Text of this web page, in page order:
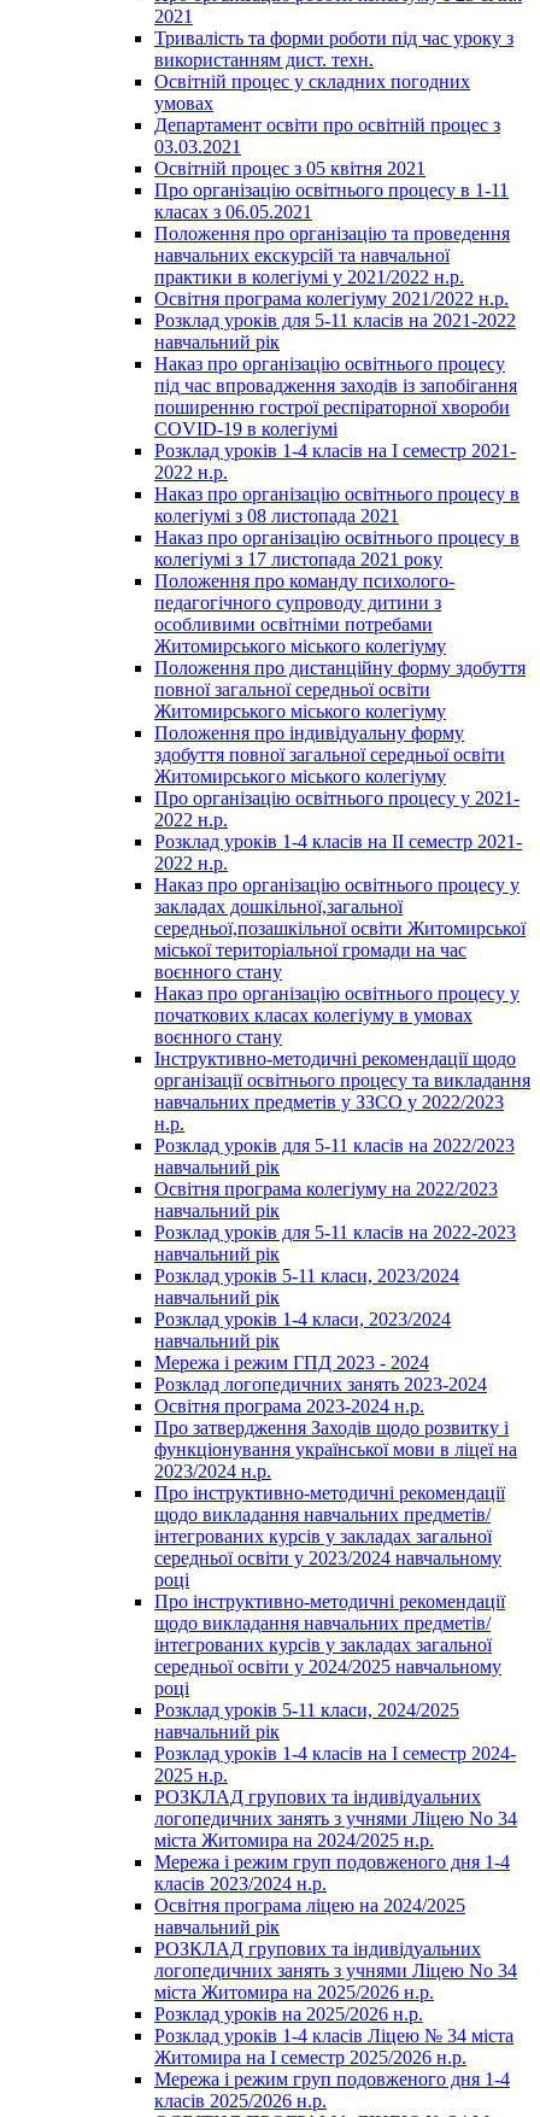
2021
Тривалість та форми роботи під час уроку з
використанням дист. техн.
Освітній процес у складних погодних
умовах
Департамент освіти про освітній процес з
03.03.2021
Освітній процес з 05 квітня 2021
Про організацію освітнього процесу в 1-11
класах з 06.05.2021
Положення про організацію та проведення
навчальних екскурсій та навчальної
практики в колегіумі у 2021/2022 н.р.
Освітня програма колегіуму 2021/2022 н.р.
Розклад уроків для 5-11 класів на 2021-2022
навчальний рік
Наказ про організацію освітнього процесу
під час впровадження заходів із запобігання
поширенню гострої респіраторної хвороби
COVID-19 в колегіумі
Розклад уроків 1-4 класів на І семестр 2021-
2022 н.р.
Наказ про організацію освітнього процесу в
колегіумі з 08 листопада 2021
Наказ про організацію освітнього процесу в
колегіумі з 17 листопада 2021 року
Положення про команду психолого-
педагогічного супроводу дитини з
особливими освітніми потребами
Житомирського міського колегіуму
Положення про дистанційну форму здобуття
повної загальної середньої освіти
Житомирського міського колегіуму
Положення про індивідуальну форму
здобуття повної загальної середньої освіти
Житомирського міського колегіуму
Про організацію освітнього процесу у 2021-
2022 н.р.
Розклад уроків 1-4 класів на ІІ семестр 2021-
2022 н.р.
Наказ про організацію освітнього процесу у
закладах дошкільної,загальної
середньої,позашкільної освіти Житомирської
міської територіальної громади на час
воєнного стану
Наказ про організацію освітнього процесу у
початкових класах колегіуму в умовах
воєнного стану
Інструктивно-методичні рекомендації щодо
організації освітнього процесу та викладання
навчальних предметів у ЗЗСО у 2022/2023
н.р.
Розклад уроків для 5-11 класів на 2022/2023
навчальний рік
Освітня програма колегіуму на 2022/2023
навчальний рік
Розклад уроків для 5-11 класів на 2022-2023
навчальний рік
Розклад уроків 5-11 класи, 2023/2024
навчальний рік
Розклад уроків 1-4 класи, 2023/2024
навчальний рік
Мережа і режим ГПД 2023 - 2024
Розклад логопедичних занять 2023-2024
Освітня програма 2023-2024 н.р.
Про затвердження Заходів щодо розвитку і
функціонування української мови в ліцеї на
2023/2024 н.р.
Про інструктивно-методичні рекомендації
щодо викладання навчальних предметів/
інтегрованих курсів у закладах загальної
середньої освіти у 2023/2024 навчальному
році
Про інструктивно-методичні рекомендації
щодо викладання навчальних предметів/
інтегрованих курсів у закладах загальної
середньої освіти у 2024/2025 навчальному
році
Розклад уроків 5-11 класи, 2024/2025
навчальний рік
Розклад уроків 1-4 класів на І семестр 2024-
2025 н.р.
РОЗКЛАД групових та індивідуальних
логопедичних занять з учнями Ліцею No 34
міста Житомира на 2024/2025 н.р.
Мережа і режим груп подовженого дня 1-4
класів 2023/2024 н.р.
Освітня програма ліцею на 2024/2025
навчальний рік
РОЗКЛАД групових та індивідуальних
логопедичних занять з учнями Ліцею No 34
міста Житомира на 2025/2026 н.р.
Розклад уроків на 2025/2026 н.р.
Розклад уроків 1-4 класів Ліцею № 34 міста
Житомира на І семестр 2025/2026 н.р.
Мережа і режим груп подовженого дня 1-4
класів 2025/2026 н.р.